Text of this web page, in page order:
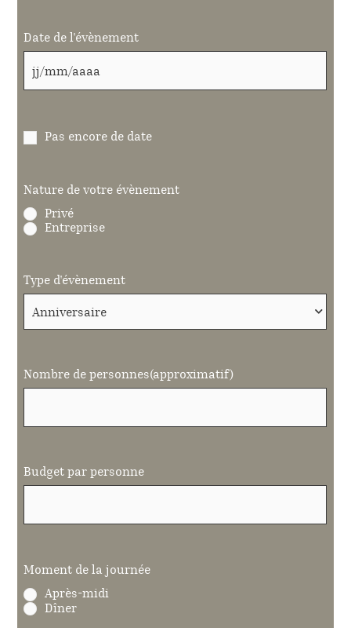
Date de l'évènement
Pas encore de date
Nature de votre évènement
Privé
Entreprise
Type d'évènement
Nombre de personnes(approximatif)
Budget par personne
Moment de la journée
Après-midi
Dîner